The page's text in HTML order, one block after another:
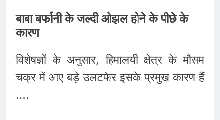
बाबा बर्फानी के जल्दी ओझल होने के पीछे के
कारण
विशेषज्ञों के अनुसार, हिमालयी क्षेत्र के मौसम
चक्र में आए बड़े उलटफेर इसके प्रमुख कारण हैं
….